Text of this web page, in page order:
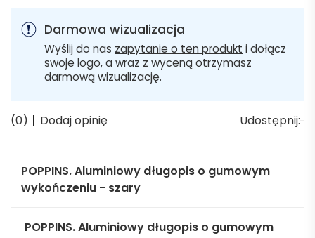
Darmowa wizualizacja
Wyślij do nas zapytanie o ten produkt i dołącz
swoje logo, a wraz z wyceną otrzymasz
darmową wizualizację.
(0) Dodaj opinię Udostępnij:
POPPINS. Aluminiowy długopis o gumowym
wykończeniu - szary
POPPINS. Aluminiowy długopis o gumowym